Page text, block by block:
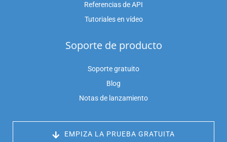
Referencias de API
Tutoriales en vídeo
Soporte de producto
Soporte gratuito
Blog
Notas de lanzamiento
EMPIZA LA PRUEBA GRATUITA